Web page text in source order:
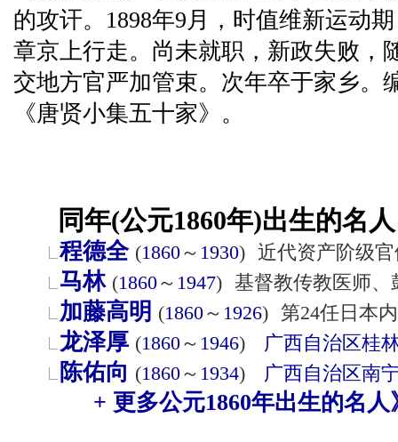
的攻讦。1898年9月，时值维新运动
章京上行走。尚未就职，新政失败，
交地方官严加管束。次年卒于家乡。
《唐贤小集五十家》。
同年(公元1860年)出生的名
程德全 (1860～ 1930) 近代资产阶级
马林 (1860～ 1947) 基督教传教医师
加藤高明 (1860～ 1926) 第24任日本
龙泽厚 (1860～ 1946) 广西自治区桂
陈佑向 (1860～ 1934) 广西自治区南
+ 更多公元1860年出生的名人